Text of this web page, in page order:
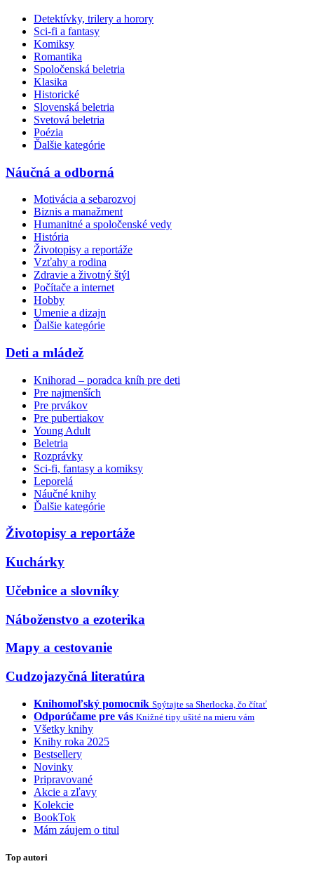
Detektívky, trilery a horory
Sci-fi a fantasy
Komiksy
Romantika
Spoločenská beletria
Klasika
Historické
Slovenská beletria
Svetová beletria
Poézia
Ďalšie kategórie
Náučná a odborná
Motivácia a sebarozvoj
Biznis a manažment
Humanitné a spoločenské vedy
História
Životopisy a reportáže
Vzťahy a rodina
Zdravie a životný štýl
Počítače a internet
Hobby
Umenie a dizajn
Ďalšie kategórie
Deti a mládež
Knihorad – poradca kníh pre deti
Pre najmenších
Pre prvákov
Pre pubertiakov
Young Adult
Beletria
Rozprávky
Sci-fi, fantasy a komiksy
Leporelá
Náučné knihy
Ďalšie kategórie
Životopisy a reportáže
Kuchárky
Učebnice a slovníky
Náboženstvo a ezoterika
Mapy a cestovanie
Cudzojazyčná literatúra
Knihomoľský pomocník Spýtajte sa Sherlocka, čo čítať
Odporúčame pre vás Knižné tipy ušité na mieru vám
Všetky knihy
Knihy roka 2025
Bestsellery
Novinky
Pripravované
Akcie a zľavy
Kolekcie
BookTok
Mám záujem o titul
Top autori